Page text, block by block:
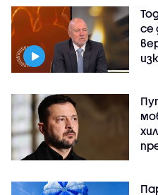
се